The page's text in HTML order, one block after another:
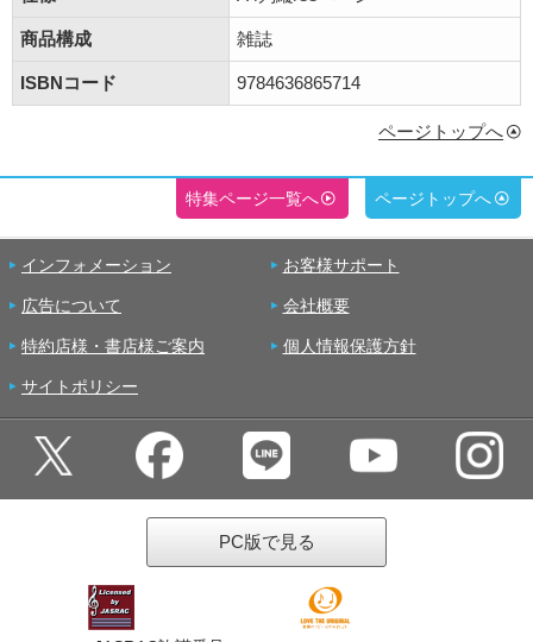
商品構成 雑誌
ISBNコード 9784636865714
ページトップへ
特集ページ一覧へ ページトップへ
インフォメーション お客様サポート
広告について 会社概要
特約店様・書店様ご案内 個人情報保護方針
サイトポリシー
PC版で見る